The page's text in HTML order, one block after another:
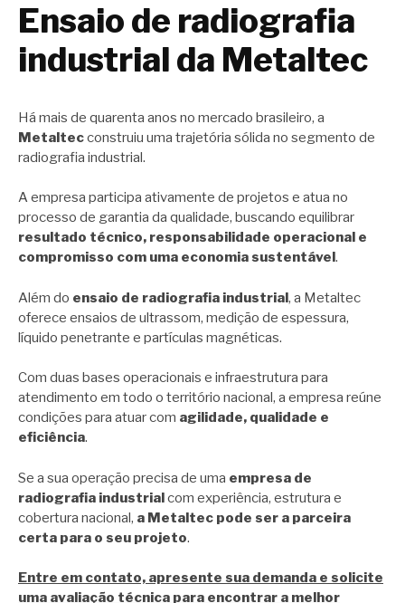
Ensaio de radiografia
industrial da Metaltec
Há mais de quarenta anos no mercado brasileiro, a
Metaltecconstruiu uma trajetória sólida no segmento de
radiografia industrial.
A empresa participa ativamente de projetos e atua no
processo de garantia da qualidade, buscando equilibrar
resultado técnico, responsabilidade operacional e
compromisso com uma economia sustentável.
Além do ensaio de radiografia industrial, a Metaltec
oferece ensaios de ultrassom, medição de espessura,
líquido penetrante e partículas magnéticas.
Com duas bases operacionais e infraestrutura para
atendimento em todo o território nacional, a empresa reúne
condições para atuar com agilidade, qualidade e
eficiência.
Se a sua operação precisa de uma empresa de
radiografia industrialcom experiência, estrutura e
cobertura nacional, a Metaltec pode ser a parceira
certa para o seu projeto.
Entre em contato, apresente sua demanda e solicite
uma avaliação técnica para encontrar a melhor